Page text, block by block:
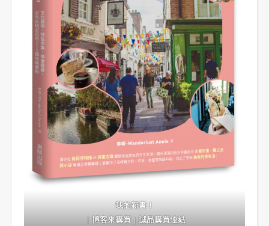
我的新書！
｜博客來購買｜誠品購買連結